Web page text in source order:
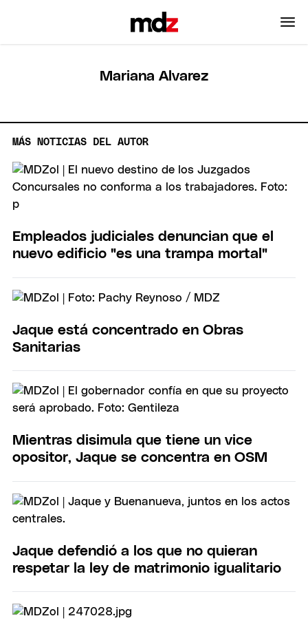
Mariana Alvarez
MÁS NOTICIAS DEL AUTOR
Empleados judiciales denuncian que el
nuevo edificio "es una trampa mortal"
Jaque está concentrado en Obras
Sanitarias
Mientras disimula que tiene un vice
opositor, Jaque se concentra en OSM
Jaque defendió a los que no quieran
respetar la ley de matrimonio igualitario